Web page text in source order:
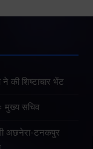
की शिष्टाचार भेंट
मुख्य सचिव
अछनेरा-टनकपुर
पूर्व
वरिष्ठ भाजपा नेता
ने कांग्रेस पार्टी
लगाया है। उन्होंने